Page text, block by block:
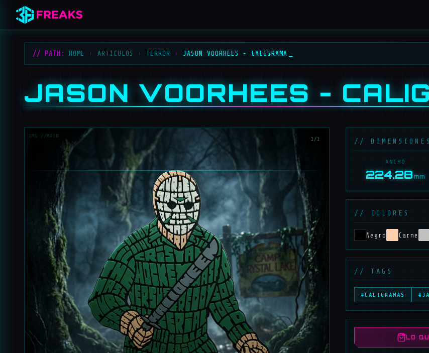
// PATH: HOME › ARTICULOS › TERROR › JASON VOORHEES - CALIGRAMA
JASON VOORHEES -
1/1
IMG://MAIN
//
ANCHO
224.28mm
// COLORES
Negro Carne
// TAGS
#CALIGRAMAS
LO